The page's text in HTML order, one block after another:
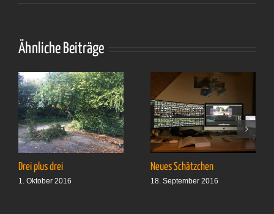
Ähnliche Beiträge
Drei plus drei
1. Oktober 2016
Neues Schätzchen
18. September 2016